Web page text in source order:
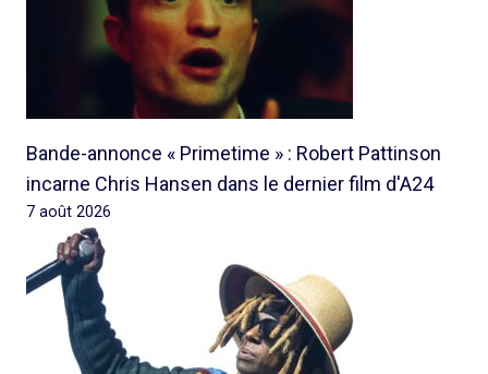
Bande-annonce « Primetime » : Robert Pattinson
incarne Chris Hansen dans le dernier film d'A24
7 août 2026